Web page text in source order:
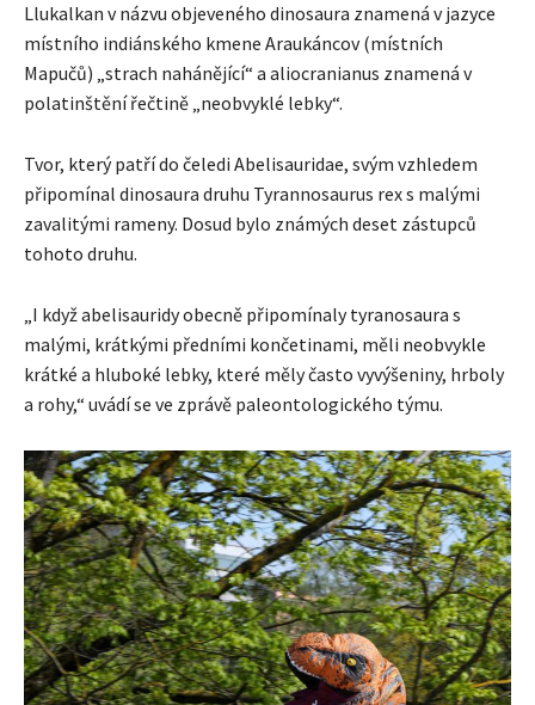
Llukalkan v názvu objeveného dinosaura znamená v jazyce
místního indiánského kmene Araukáncov (místních
Mapučů) „strach nahánějící“ a aliocranianus znamená v
polatinštění řečtině „neobvyklé lebky“.
Tvor, který patří do čeledi Abelisauridae, svým vzhledem
připomínal dinosaura druhu Tyrannosaurus rex s malými
zavalitými rameny. Dosud bylo známých deset zástupců
tohoto druhu.
„I když abelisauridy obecně připomínaly tyranosaura s
malými, krátkými předními končetinami, měli neobvykle
krátké a hluboké lebky, které měly často vyvýšeniny, hrboly
a rohy,“ uvádí se ve zprávě paleontologického týmu.